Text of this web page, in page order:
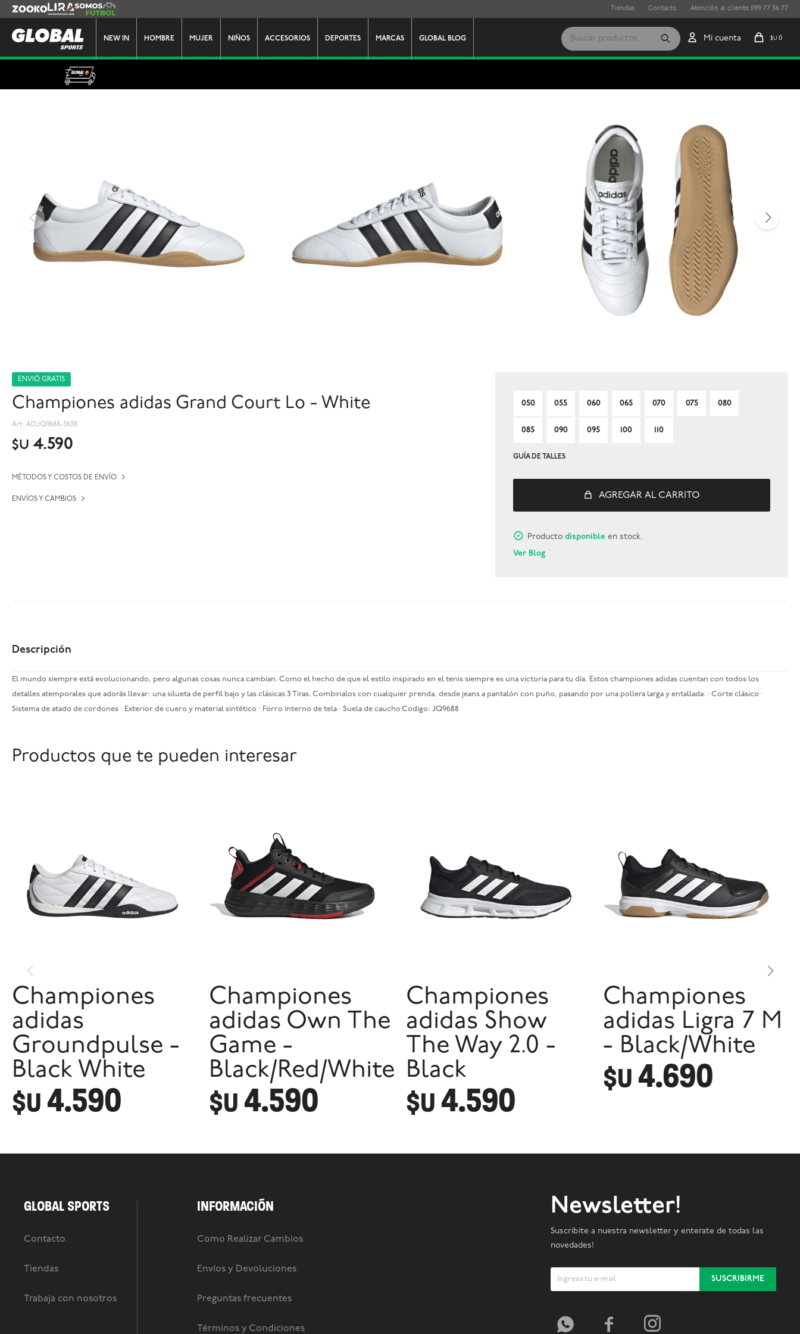
NEW IN HOMBRE MUJER NIÑOS ACCESORIOS DEPORTES MARCAS GLOBAL BLOG $U 0
Zooko Lira Somos Futbol Tiendas Contacto Atención al cliente 099 77 36 77
ENVIÓ GRATIS
Championes adidas Grand Court Lo - White
ADJQ9688-3638
$U 4.590
MÉTODOS Y COSTOS DE ENVÍO
ENVÍOS Y CAMBIOS
050 055 060 065 070 075 080
085 090 095 100 110
GUÍA DE TALLES
AGREGAR AL CARRITO
Productodisponible en stock.
Ver Blog
Descripción
El mundo siempre está evolucionando, pero algunas cosas nunca cambian. Como el hecho de que el estilo inspirado en el tenis siempre es una victoria para tu día. Estos championes adidas cuentan con todos los
detalles atemporales que adorás llevar: una silueta de perfil bajo y las clásicas 3 Tiras. Combinalos con cualquier prenda, desde jeans a pantalón con puño, pasando por una pollera larga y entallada. · Corte clásico ·
Sistema de atado de cordones · Exterior de cuero y material sintético · Forro interno de tela · Suela de caucho Codigo: JQ9688
Productos que te pueden interesar
Championes
adidas
Groundpulse -
Black White
$U4.590
Championes
adidas Own The
Game -
Black/Red/White
$U4.590
Championes
adidas Show
The Way 2.0 -
Black
$U4.590
Championes
adidas Ligra 7 M
- Black/White
$U4.690
GLOBAL SPORTS
Contacto
Tiendas
Trabaja con nosotros
INFORMACIÓN
Como Realizar Cambios
Envíos y Devoluciones
Preguntas frecuentes
Términos y Condiciones
Newsletter!
Suscribite a nuestra newsletter y enterate de todas las
novedades!
SUSCRIBIRME
  